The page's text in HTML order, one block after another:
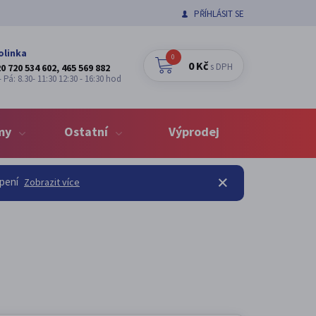
PŘÍHLÁSIT SE
720 534 602, 465 569 882
8.30- 11:30 12:30 - 16:30 hod
0
0 Kč s DPH
Ostatní Výprodej
Zobrazit více